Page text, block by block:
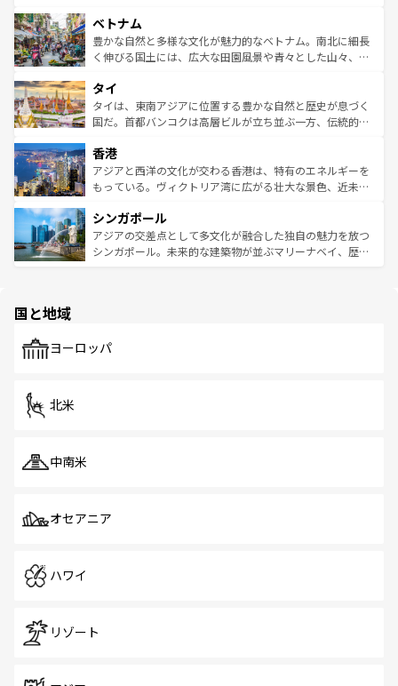
参照してほしい。
容にもいいと評判のスイーツなど、バラエティ豊かな料理
が味わえる。 なお、新着の台湾情報は コンテンツ一覧を参
照してほしい。
き、地方に足を延ばせば四季折々の自然美を楽しむことが
できる。そして、キムチや焼肉、絶品のストリートフード
まで、さまざまな韓国料理が待っている。夜には、韓国な
リティに包まれながら、韓国の多彩な魅力を心ゆくまで味
わってみてほしい。 なお、新着の韓国情報はコンテンツ一
覧を参照してほしい。
ベトナム
豊かな自然と多様な文化が魅力的なベトナム。南北に細長
く伸びる国土には、広大な田園風景や青々とした山々、世
急速な発展と共に伝統が息づく。ハノイの古い町並みやホ
ーチミン市のフランス統治時代の建物も、独特の雰囲気を
醸し出している。また、バラエティの豊かさとおいしさで
とつ。フォーやバインミー、ベトナムコーヒーなどは、ぜ
ひ現地で味わいたい。どの地域を訪れてもあたたかい人々
が旅行者を迎えてくれるので、きっと忘れられない旅にな
参照してほしい。
タイ
タイは、東南アジアに位置する豊かな自然と歴史が息づく
国だ。首都バンコクは高層ビルが立ち並ぶ一方、伝統的な
の活気が交差している。北部ではチェンマイなどの山岳地
帯で自然と触れ合い、南部ではプーケットやクラビの美し
いビーチでリゾート気分を楽しむことができる。タイ料理
激する。気候は一年中温暖で、どの季節にも異なる楽しみ
が待っている。親しみやすいタイの人々、仏教を中心とし
た文化、そして多様な観光資源が、訪れる旅人を魅了し続
香港
アジアと西洋の文化が交わる香港は、特有のエネルギーを
もっている。ヴィクトリア湾に広がる壮大な景色、近未来
み、どこを訪れても感動するはず。観光スポットが密集し
ており、効率よく見どころを回れるのも魅力。息をのむよ
うな絶景から文化的な体験まで、香港を存分に楽しみ尽く
シンガポール
アジアの交差点として多文化が融合した独自の魅力を放つ
シンガポール。未来的な建築物が並ぶマリーナベイ、歴史
で、ホーカーズは地元の風情を楽しめる外せないスポット
国と地域
ヨーロッパ
北米
中南米
オセアニア
ハワイ
リゾート